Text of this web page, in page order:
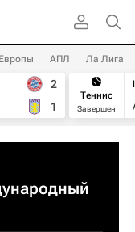
АПЛ Ла Лига
2
1
Теннис
Завершен